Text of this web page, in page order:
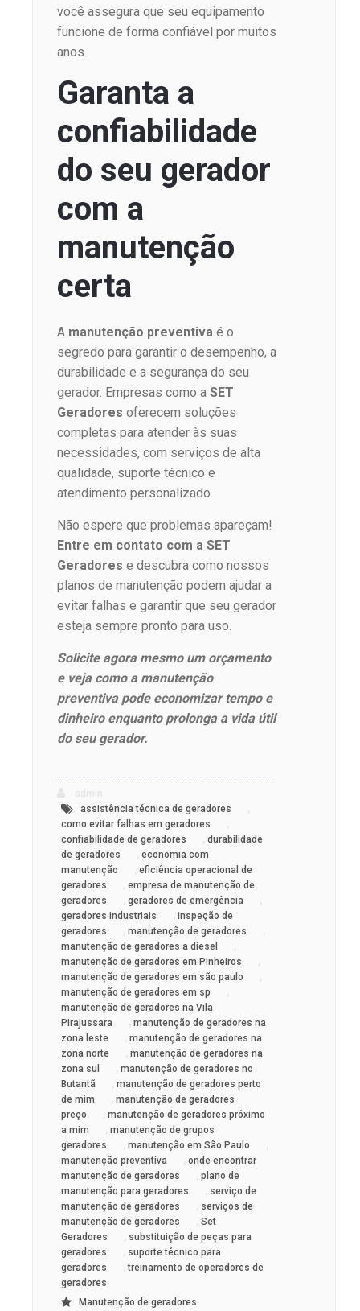
você assegura que seu equipamento
funcione de forma confiável por muitos
anos.
Garanta a
confiabilidade
do seu gerador
com a
manutenção
certa
A manutenção preventiva é o
segredo para garantir o desempenho, a
durabilidade e a segurança do seu
gerador. Empresas como a SET
Geradores oferecem soluções
completas para atender às suas
necessidades, com serviços de alta
qualidade, suporte técnico e
atendimento personalizado.
Não espere que problemas apareçam!
Entre em contato com a SET
Geradores e descubra como nossos
planos de manutenção podem ajudar a
evitar falhas e garantir que seu gerador
esteja sempre pronto para uso.
Solicite agora mesmo um orçamento
e veja como a manutenção
preventiva pode economizar tempo e
dinheiro enquanto prolonga a vida útil
do seu gerador.
assistência técnica de geradores
como evitar falhas em geradores
confiabilidade de geradores
durabilidade
de geradores
economia com
manutenção
eficiência operacional de
geradores
empresa de manutenção de
geradores
geradores de emergência
geradores industriais
inspeção de
geradores
manutenção de geradores
manutenção de geradores a diesel
manutenção de geradores em Pinheiros
manutenção de geradores em são paulo
manutenção de geradores em sp
manutenção de geradores na Vila
Pirajussara
manutenção de geradores na
zona leste
manutenção de geradores na
zona norte
manutenção de geradores na
zona sul
manutenção de geradores no
Butantã
manutenção de geradores perto
de mim
manutenção de geradores
preço
manutenção de geradores próximo
a mim
manutenção de grupos
geradores
manutenção em São Paulo
manutenção preventiva
onde encontrar
manutenção de geradores
plano de
manutenção para geradores
serviço de
manutenção de geradores
serviços de
manutenção de geradores
Set
Geradores
substituição de peças para
geradores
suporte técnico para
geradores
,treinamento de operadores de
geradores
Manutenção de geradores